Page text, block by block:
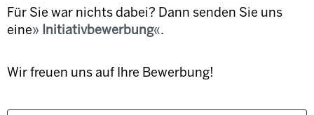
Für Sie war nichts dabei? Dann senden Sie uns
eine
Initiativbewerbung .
Wir freuen uns auf Ihre Bewerbung!